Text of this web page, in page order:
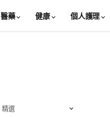
醫藥 健康 個人護理